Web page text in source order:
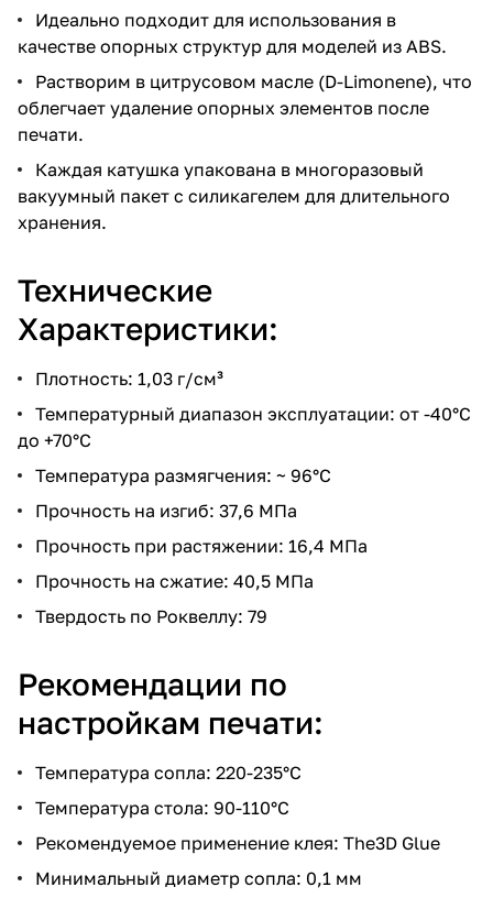
Идеально подходит для использования в
качестве опорных структур для моделей из ABS.
Растворим в цитрусовом масле (D-Limonene), что
облегчает удаление опорных элементов после
печати.
Каждая катушка упакована в многоразовый
вакуумный пакет с силикагелем для длительного
хранения.
Технические
Характеристики:
Плотность: 1,03 г/см³
Температурный диапазон эксплуатации: от -40°C
до +70°C
Температура размягчения: ~ 96°C
Прочность на изгиб: 37,6 МПа
Прочность при растяжении: 16,4 МПа
Прочность на сжатие: 40,5 МПа
Твердость по Роквеллу: 79
Рекомендации по
настройкам печати:
Температура сопла: 220-235°C
Температура стола: 90-110°C
Рекомендуемое применение клея: The3D Glue
Минимальный диаметр сопла: 0,1 мм